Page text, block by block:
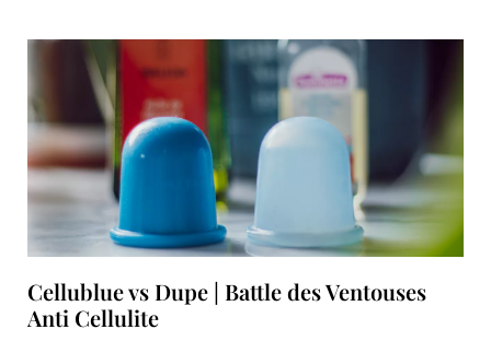
Cellublue vs Dupe | Battle des Ventouses
Anti Cellulite